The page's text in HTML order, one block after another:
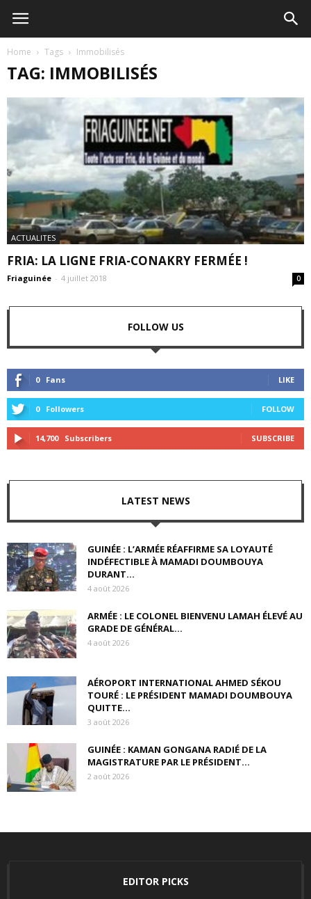
Home Tags Immobilisés
TAG: IMMOBILISÉS
ACTUALITES
FRIA: LA LIGNE FRIA-CONAKRY FERMÉE !
Friaguinée - 4 juillet 2018 0
FOLLOW US
0 Fans LIKE
0 Followers FOLLOW
14,700 Subscribers SUBSCRIBE
LATEST NEWS
GUINÉE : L’ARMÉE RÉAFFIRME SA LOYAUTÉ
INDÉFECTIBLE À MAMADI DOUMBOUYA
DURANT...
4 août 2026
ARMÉE : LE COLONEL BIENVENU LAMAH ÉLEVÉ AU
GRADE DE GÉNÉRAL...
4 août 2026
AÉROPORT INTERNATIONAL AHMED SÉKOU
TOURÉ : LE PRÉSIDENT MAMADI DOUMBOUYA
QUITTE...
3 août 2026
GUINÉE : KAMAN GONGANA RADIÉ DE LA
MAGISTRATURE PAR LE PRÉSIDENT...
2 août 2026
EDITOR PICKS